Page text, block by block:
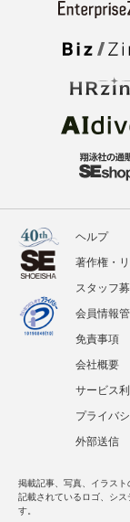
ヘルプ
著作権・
スタッフ
会員情報
免責事項
会社概要
サービス
プライバ
外部送信
掲載記事、写真、イラスト
記載されているロゴ、シ
す。